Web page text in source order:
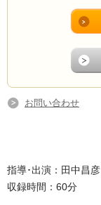
お問い合わせ
指導･出演：田中昌彦
収録時間：60分